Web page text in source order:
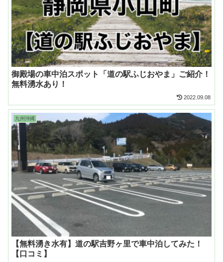
御殿場の車中泊スポット「道の駅ふじおやま」ご紹介！
無料湧水あり！
2022.09.08
九州沖縄
【無料湧き水有】道の駅吉野ヶ里で車中泊してみた！
【口コミ】